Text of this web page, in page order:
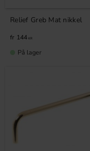
Relief Greb Mat nikkel
144 KR
På lager